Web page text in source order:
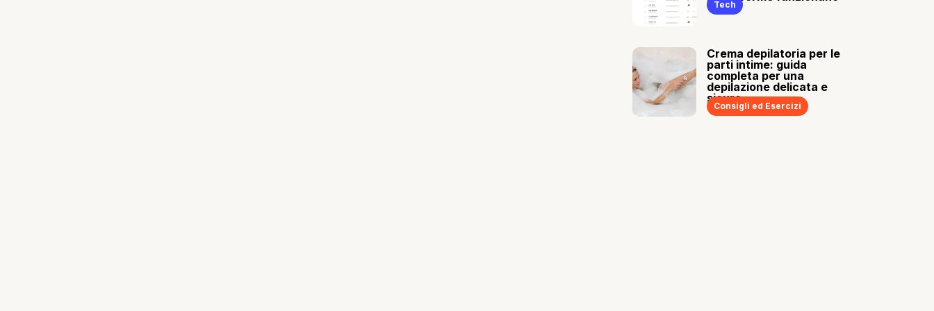
Tech
Crema depilatoria per le
parti intime: guida
completa per una
depilazione delicata e
sicura
Consigli ed Esercizi